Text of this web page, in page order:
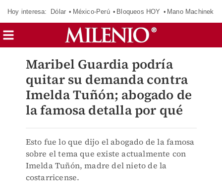
Hoy interesa: Dólar México-Perú Bloqueos HOY Mano Machinek
Maribel Guardia podría
quitar su demanda contra
Imelda Tuñón; abogado de
la famosa detalla por qué
Esto fue lo que dijo el abogado de la famosa
sobre el tema que existe actualmente con
Imelda Tuñón, madre del nieto de la
costarricense.